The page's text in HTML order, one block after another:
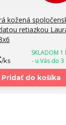
kožená
retiazkou
/ks
SKLADOM 1
- u Vás do 3
Pridať do košíka